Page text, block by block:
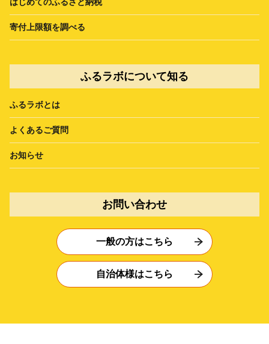
寄付上限額を調べる
ふるラボについて知る
ふるラボとは
よくあるご質問
お知らせ
お問い合わせ
一般の方はこちら
自治体様はこちら